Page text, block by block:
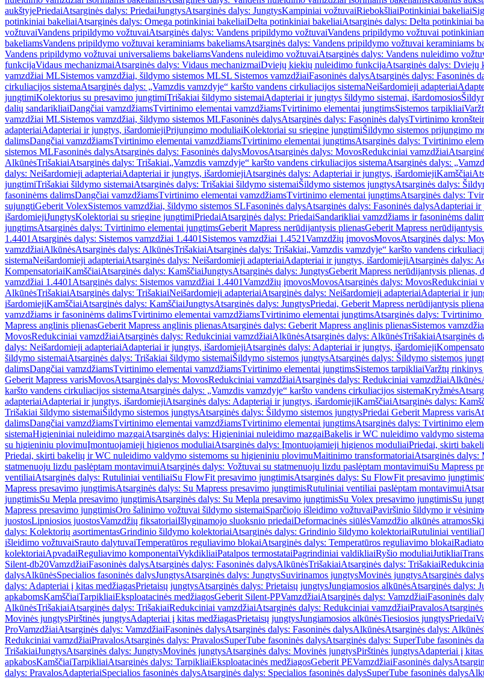
aukštyjePriedaiAtsarginės dalys: PriedaiJungtysAtsarginės dalys: JungtysKampiniai vožtuvaiRiebokšliaiPotinkiniai bakeliai
potinkiniai bakeliaiAtsarginės dalys: Omega potinkiniai bakeliaiDelta potinkiniai bakeliaiAtsarginės dalys: Delta potinkiniai
vožtuvaiVandens pripildymo vožtuvaiAtsarginės dalys: Vandens pripildymo vožtuvaiVandens pripildymo vožtuvai
bakeliamsVandens pripildymo vožtuvai keraminiams bakeliamsAtsarginės dalys: Vandens pripildymo vožtuvai keraminiams
Vandens pripildymo vožtuvai universaliems bakeliamsVandens nuleidimo vožtuvaiAtsarginės dalys: Vandens nuleidimo
funkcijaVidaus mechanizmaiAtsarginės dalys: Vidaus mechanizmaiDviejų kiekių nuleidimo funkcijaAtsarginės dalys:
vamzdžiai MLSistemos vamzdžiai, šildymo sistemos MLSL Sistemos vamzdžiaiFasoninės dalysAtsarginės dalys: Fasoninės
cirkuliacijos sistemaAtsarginės dalys: „Vamzdis vamzdyje“ karšto vandens cirkuliacijos sistemaNeišardomieji adapteriai
jungtimiKolektorius su presavimo jungtimiTrišakiai šildymo sistemaiAdapteriai ir jungtys šildymo sistemai, išardomosios
dalių sandarikliaiDangčiai vamzdžiamsTvirtinimo elementai vamzdžiamsTvirtinimo elementai jungtimsSistemos tarpikliai
vamzdžiai MLSistemos vamzdžiai, šildymo sistemos MLFasoninės dalysAtsarginės dalys: Fasoninės dalysTvirtinimo
adapteriaiAdapteriai ir jungtys, išardomiejiPrijungimo moduliaiKolektoriai su sriegine jungtimiŠildymo sistemos prijungimo
dalimsDangčiai vamzdžiamsTvirtinimo elementai vamzdžiamsTvirtinimo elementai jungtimsAtsarginės dalys: Tvirtinimo
sistemos MLFasoninės dalysAtsarginės dalys: Fasoninės dalysMovosAtsarginės dalys: MovosRedukciniai vamzdžiai
AlkūnėsTrišakiaiAtsarginės dalys: Trišakiai„Vamzdis vamzdyje“ karšto vandens cirkuliacijos sistemaAtsarginės dalys:
dalys: Neišardomieji adapteriaiAdapteriai ir jungtys, išardomiejiAtsarginės dalys: Adapteriai ir jungtys, išardomiejiKamščiai
jungtimiTrišakiai šildymo sistemaiAtsarginės dalys: Trišakiai šildymo sistemaiŠildymo sistemos jungtysAtsarginės dalys:
fasoninėms dalimsDangčiai vamzdžiamsTvirtinimo elementai vamzdžiamsTvirtinimo elementai jungtimsAtsarginės dalys:
sujungtiGeberit VolexSistemos vamzdžiai, šildymo sistemos SLFasoninės dalysAtsarginės dalys: Fasoninės dalysAdapteriai ir
išardomiejiJungtysKolektoriai su sriegine jungtimiPriedaiAtsarginės dalys: PriedaiSandarikliai vamzdžiams ir fasoninėms
jungtimsAtsarginės dalys: Tvirtinimo elementai jungtimsGeberit Mapress nerūdijantysis plienasGeberit Mapress
1.4401 Atsarginės dalys: Sistemos vamzdžiai 1.4401 Sistemos vamzdžiai 1.4521Vamzdžių įmovosMovosAtsarginės dalys:
vamzdžiaiAlkūnėsAtsarginės dalys: AlkūnėsTrišakiaiAtsarginės dalys: Trišakiai„Vamzdis vamzdyje“ karšto vandens
sistemaNeišardomieji adapteriaiAtsarginės dalys: Neišardomieji adapteriaiAdapteriai ir jungtys, išardomiejiAtsarginės dalys:
KompensatoriaiKamščiaiAtsarginės dalys: KamščiaiJungtysAtsarginės dalys: JungtysGeberit Mapress nerūdijantysis plienas,
vamzdžiai 1.4401 Atsarginės dalys: Sistemos vamzdžiai 1.4401Vamzdžių įmovosMovosAtsarginės dalys: MovosRedukciniai
AlkūnėsTrišakiaiAtsarginės dalys: TrišakiaiNeišardomieji adapteriaiAtsarginės dalys: Neišardomieji adapteriaiAdapteriai ir
išardomiejiKamščiaiAtsarginės dalys: KamščiaiJungtysAtsarginės dalys: JungtysPriedai, Geberit Mapress nerūdijantysis
vamzdžiams ir fasoninėms dalimsTvirtinimo elementai vamzdžiamsTvirtinimo elementai jungtimsAtsarginės dalys: Tvirtinimo
Mapress anglinis plienasGeberit Mapress anglinis plienasAtsarginės dalys: Geberit Mapress anglinis plienasSistemos
MovosRedukciniai vamzdžiaiAtsarginės dalys: Redukciniai vamzdžiaiAlkūnėsAtsarginės dalys: AlkūnėsTrišakiaiAtsarginės
dalys: Neišardomieji adapteriaiAdapteriai ir jungtys, išardomiejiAtsarginės dalys: Adapteriai ir jungtys, išardomieji
šildymo sistemaiAtsarginės dalys: Trišakiai šildymo sistemaiŠildymo sistemos jungtysAtsarginės dalys: Šildymo sistemos
dalimsDangčiai vamzdžiamsTvirtinimo elementai vamzdžiamsTvirtinimo elementai jungtimsSistemos tarpikliaiVaržtų
Geberit Mapress varisMovosAtsarginės dalys: MovosRedukciniai vamzdžiaiAtsarginės dalys: Redukciniai vamzdžiaiAlkūnės
karšto vandens cirkuliacijos sistemaAtsarginės dalys: „Vamzdis vamzdyje“ karšto vandens cirkuliacijos sistemaKryžmės
adapteriaiAdapteriai ir jungtys, išardomiejiAtsarginės dalys: Adapteriai ir jungtys, išardomiejiKamščiaiAtsarginės dalys:
Trišakiai šildymo sistemaiŠildymo sistemos jungtysAtsarginės dalys: Šildymo sistemos jungtysPriedai Geberit Mapress varis
dalimsDangčiai vamzdžiamsTvirtinimo elementai vamzdžiamsTvirtinimo elementai jungtimsAtsarginės dalys: Tvirtinimo
sistemaHigieniniai nuleidimo mazgaiAtsarginės dalys: Higieniniai nuleidimo mazgaiBakelis ir WC nuleidimo valdymo
su higieniniu plovimuĮmontuojamieji higienos moduliaiAtsarginės dalys: Įmontuojamieji higienos moduliaiPriedai, skirti
Priedai, skirti bakelių ir WC nuleidimo valdymo sistemoms su higieniniu plovimuMaitinimo transformatoriaiAtsarginės dalys:
statmenuoju lizdu paslėptam montavimuiAtsarginės dalys: Vožtuvai su statmenuoju lizdu paslėptam montavimuiSu Mapress
ventiliaiAtsarginės dalys: Rutuliniai ventiliaiSu FlowFit presavimo jungtimisAtsarginės dalys: Su FlowFit presavimo jungtimis
Mapress presavimo jungtimisAtsarginės dalys: Su Mapress presavimo jungtimisRutuliniai ventiliai paslėptam montavimui
jungtimisSu Mepla presavimo jungtimisAtsarginės dalys: Su Mepla presavimo jungtimisSu Volex presavimo jungtimisSu
Mapress presavimo jungtimisOro šalinimo vožtuvai šildymo sistemaiSparčiojo išleidimo vožtuvaiPaviršinio šildymo ir
juostosLipniosios juostosVamzdžių fiksatoriaiIšlyginamojo sluoksnio priedaiDeformacinės siūlėsVamzdžio alkūnės atramos
dalys: Kolektorių asortimentasGrindinio šildymo kolektoriaiAtsarginės dalys: Grindinio šildymo kolektoriaiRutuliniai ventiliai
išleidimo vožtuvaiSrauto dalytuvaiTemperatūros reguliavimo blokaiAtsarginės dalys: Temperatūros reguliavimo blokai
kolektoriaiApvadaiReguliavimo komponentaiVykdikliaiPatalpos termostataiPagrindiniai valdikliaiRyšio moduliaiJutikliai
Silent-db20VamzdžiaiFasoninės dalysAtsarginės dalys: Fasoninės dalysAlkūnėsTrišakiaiAtsarginės dalys: Trišakiai
dalysAlkūnėsSpecialios fasoninės dalysJungtysAtsarginės dalys: JungtysSuvirinamos jungtysMovinės jungtysAtsarginės
dalys: Adapteriai į kitas medžiagasPrietaisų jungtysAtsarginės dalys: Prietaisų jungtysJungiamosios alkūnėsAtsarginės dalys:
apkabomsKamščiaiTarpikliaiEksploatacinės medžiagosGeberit Silent-PPVamzdžiaiAtsarginės dalys: VamzdžiaiFasoninės
AlkūnėsTrišakiaiAtsarginės dalys: TrišakiaiRedukciniai vamzdžiaiAtsarginės dalys: Redukciniai vamzdžiaiPravalos
Movinės jungtysPirštinės jungtysAdapteriai į kitas medžiagasPrietaisų jungtysJungiamosios alkūnėsTiesiosios jungtysPriedai
ProVamzdžiaiAtsarginės dalys: VamzdžiaiFasoninės dalysAtsarginės dalys: Fasoninės dalysAlkūnėsAtsarginės dalys: Alkūnės
Redukciniai vamzdžiaiPravalosAtsarginės dalys: PravalosSuperTube fasoninės dalysAtsarginės dalys: SuperTube fasoninės
TrišakiaiJungtysAtsarginės dalys: JungtysMovinės jungtysAtsarginės dalys: Movinės jungtysPirštinės jungtysAdapteriai į kitas
apkabosKamščiaiTarpikliaiAtsarginės dalys: TarpikliaiEksploatacinės medžiagosGeberit PEVamzdžiaiFasoninės dalys
dalys: PravalosAdapteriaiSpecialios fasoninės dalysAtsarginės dalys: Specialios fasoninės dalysSuperTube fasoninės dalys